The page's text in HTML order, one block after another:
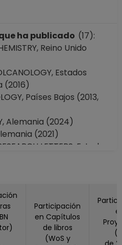
AYUDANTE
PROFESOR B TP No
Definitivo
Facultad de
Ciencias
Desde 01-11-2009
hasta 15-06-2010
AYUDANTE
PROFESOR B TP No
Definitivo
AYUDANTE
PROFESOR B TP No
Definitivo
Facultad de
ha publicado (17):
Reino Unido
Estados
(2016)
Países Bajos (2013,
Alemania (2024)
(2021)
LETTERS, Estados
TERM SYMPOSIUM
TECHNOLOGIES
OF REMOTE SENSING,
Participación
en Capítulos
de libros
(WoS y